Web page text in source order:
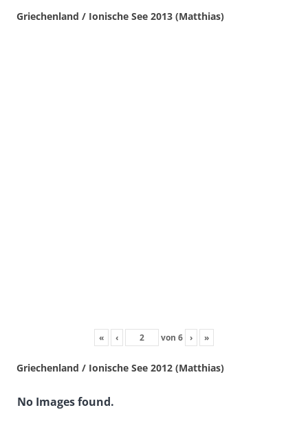
Griechenland / Ionische See 2013 (Matthias)
« ‹ von 6 › »
Griechenland / Ionische See 2012 (Matthias)
No Images found.